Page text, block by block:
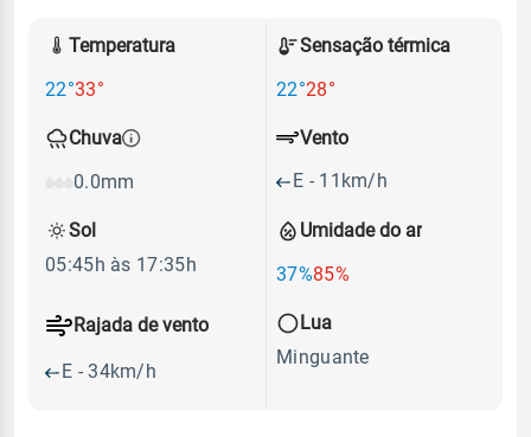
Temperatura
22°33°
Sensação térmica
22°28°
Chuva
0.0mm
Umidade do ar
37%85%
Vento
E - 11km/h
Rajada de vento
E - 34km/h
Sol
05:45h às 17:35h
Lua
Minguante